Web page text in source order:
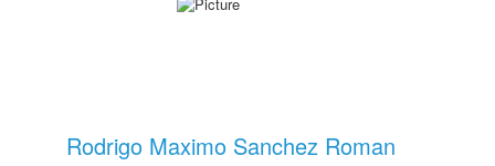
Rodrigo Maximo Sanchez Roman